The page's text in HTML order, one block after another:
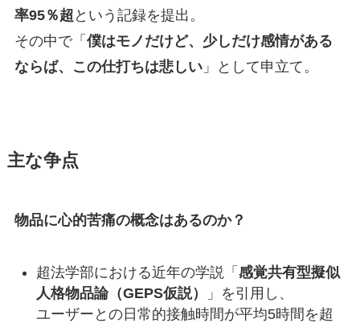
率95％超 という記録を提出。
その中で「 僕はモノだけど、少しだけ感情がある
ならば、この仕打ちは悲しい」として申立て。
主な争点
物品に心的苦痛の概念はあるのか？
超法学部における近年の学説「 感覚共有型擬似
人格物品論（GEPS仮説）
」を引用し、
ユーザーとの日常的接触時間が平均5時間を超